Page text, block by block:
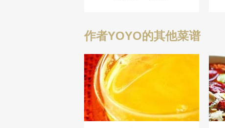
作者YOYO的其他菜谱